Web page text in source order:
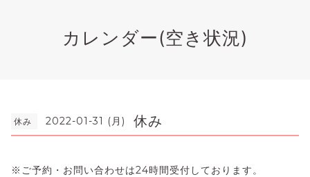
カレンダー(空き状況)
休み 2022-01-31 (月) 休み
※ ご予約・お問い合わせは24時間受付しております。